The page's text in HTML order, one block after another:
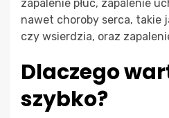
zapalenie płuc, zapalenie
nawet choroby serca, takie
czy wsierdzia, oraz
Dlaczego
szybko?